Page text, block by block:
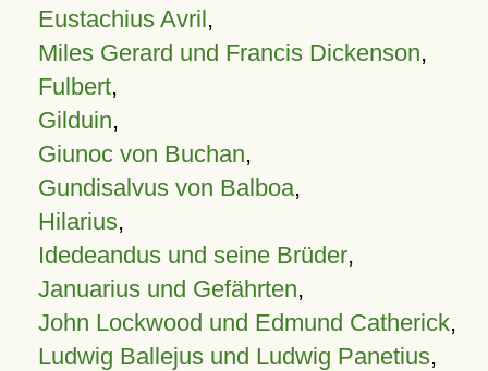
Eustachius Avril,
Miles Gerard und Francis Dickenson,
Fulbert,
Gilduin,
Giunoc von Buchan,
Gundisalvus von Balboa,
Hilarius,
Idedeandus und seine Brüder,
Januarius und Gefährten,
John Lockwood und Edmund Catherick,
Ludwig Ballejus und Ludwig Panetius,